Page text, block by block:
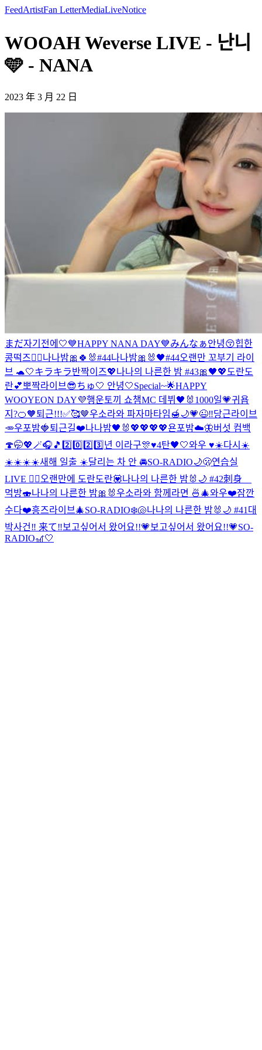
FeedArtistFan LetterMediaLiveNotice
WOOAH Weverse LIVE - 난니
🩵 - NANA
2023 年 3 月 22 日
まだ자기전에🤍💙HAPPY NANA DAY💙みんなぁ안녕😚힙한
콩떡즈✌🏻나나밤🎀🍀🐰#44나나밤🎀🐰🖤#44오랜만 꼬부기 라이
브 🐢🤍キラキラ반짝이즈💖나나의 나른한 밤 #43🎀🖤💖 도란도
란💕뽀짝라이브😎ちゅ🤍 안녕🤍Special~🌟HAPPY
WOOYEON DAY💜행운토끼 쇼챔MC 데뷔🖤🐰 1000일💗귀욥
지?🍊🧡퇴근!!!✅🥰🤎우소라와 파자마타임🍯🌙💗😉‼️당근라이브
🥕우포밤🍓퇴근길❤️나나밤🖤🐰 💖💖💖💖욘포밤☁️🦋버섯 컴백
🍄🤭💖🪄🎧🎵 2️⃣0️⃣2️⃣3️⃣년 이라구🎊♥️4탄🖤🤍와우 ♥️☀️다시☀️
☀️☀️☀️☀️새해 일출 ☀️달리는 차 안 🚘SO-RADIO🌙🫢연습실
LIVE ❤️‍🔥 오랜만에 도란도란💟나나의 나른한 밤🐰🌙 #42刺身
먹방🍣나나의 나른한 밤🎀🐰우소라와 함께라면 🍜🎄와우❤️잠깐
수다❤️흥즈라이브🎄SO-RADIO❄️🐚나나의 나른한 밤🐰🌙 #41 대
박사건‼️ 来て‼️보고싶어서 왔어요!!💗 보고싶어서 왔어요!!💗SO-
RADIO🎢🤍